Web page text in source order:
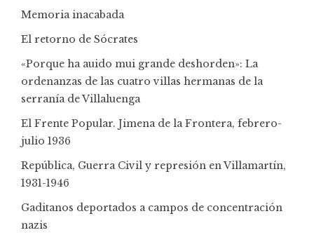
Memoria inacabada
El retorno de Sócrates
«Porque ha auido mui grande deshorden»: La
ordenanzas de las cuatro villas hermanas de la
serranía de Villaluenga
El Frente Popular. Jimena de la Frontera, febrero-
julio 1936
República, Guerra Civil y represión en Villamartín,
1931-1946
Gaditanos deportados a campos de concentración
nazis